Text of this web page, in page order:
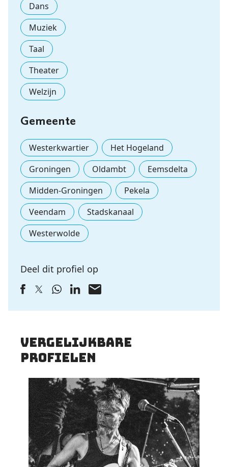
Dans
Muziek
Taal
Theater
Welzijn
Gemeente
Westerkwartier
Het Hogeland
Groningen
Oldambt
Eemsdelta
Midden-Groningen
Pekela
Veendam
Stadskanaal
Westerwolde
Deel dit profiel op
vergelijkbare
profielen